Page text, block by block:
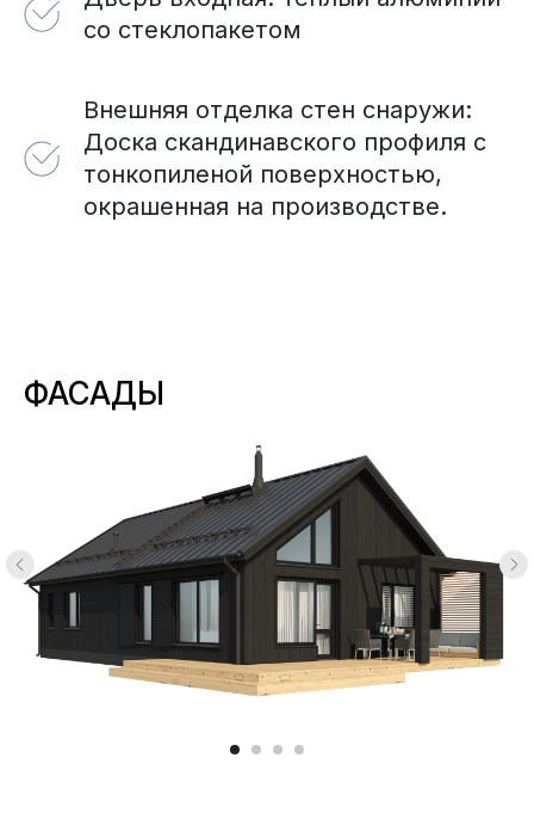
со стеклопакетом
Внешняя отделка стен снаружи:
Доска скандинавского профиля с
тонкопиленой поверхностью,
окрашенная на производстве.
ФАСАДЫ